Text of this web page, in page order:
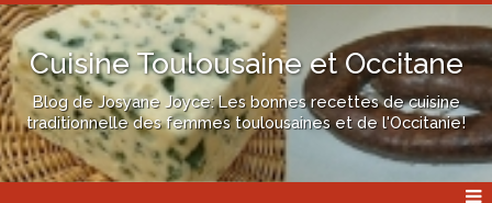
Cuisine Toulousaine et Occitane
Blog de Josyane Joyce: Les bonnes recettes de cuisine
traditionnelle des femmes toulousaines et de l'Occitanie!